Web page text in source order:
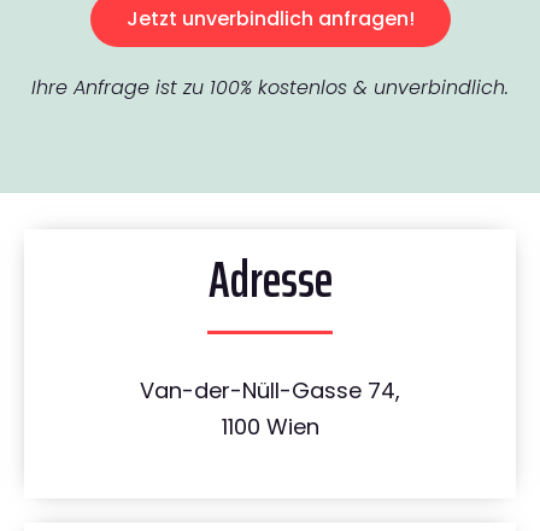
Jetzt unverbindlich anfragen!
Ihre Anfrage ist zu 100% kostenlos & unverbindlich.
Adresse
Van-der-Nüll-Gasse 74,
1100 Wien